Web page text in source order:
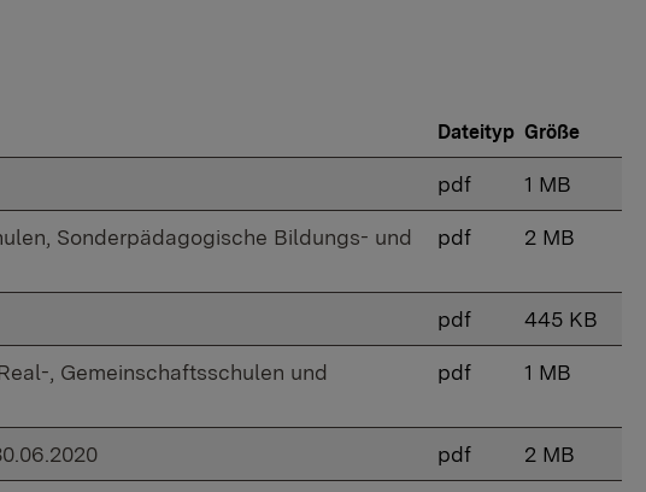
Dateityp Größe
pdf 1 MB
Sonderpädagogische Bildungs- und
pdf 2 MB
pdf 445 KB
, Gemeinschaftsschulen und
pdf 1 MB
pdf 2 MB